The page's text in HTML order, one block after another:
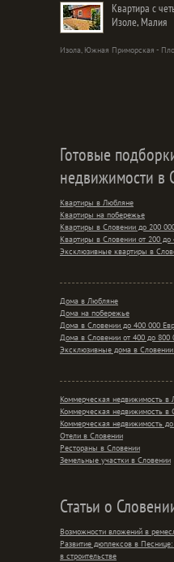
Квартира с
Изоле, Малия
Изола, Южная Приморская -
Готовые
недвижимости в
Квартиры в Любляне
Квартиры на побережье
Квартиры в Словении до 200
Квартиры в Словении от 200 до
Эксклюзивные квартиры в
Дома в Любляне
Дома на побережье
Дома в Словении до 400 000
Дома в Словении от 400 до 800
Эксклюзивные дома в
Коммерческая недвижимость в
Коммерческая недвижимость в
Коммерческая недвижимость
Отели в Словении
Рестораны в Словении
Земельные участки в Словении
Статьи о
Возможности вложений в
Развитие дюплексов в
в строительстве